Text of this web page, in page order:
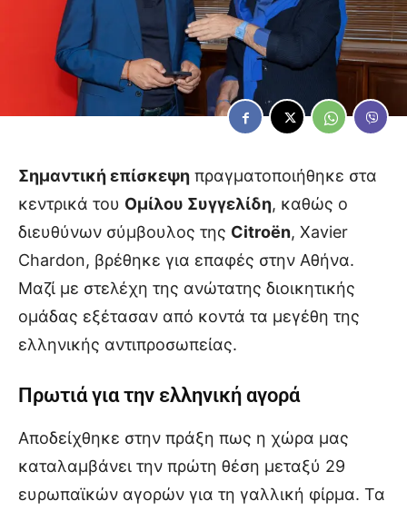
Σημαντική επίσκεψη πραγματοποιήθηκε στα
κεντρικά του Ομίλου Συγγελίδη, καθώς ο
διευθύνων σύμβουλος της Citroën, Xavier
Chardon, βρέθηκε για επαφές στην Αθήνα.
Μαζί με στελέχη της ανώτατης διοικητικής
ομάδας εξέτασαν από κοντά τα μεγέθη της
ελληνικής αντιπροσωπείας.
Πρωτιά για την ελληνική αγορά
Αποδείχθηκε στην πράξη πως η χώρα μας
καταλαμβάνει την πρώτη θέση μεταξύ 29
ευρωπαϊκών αγορών για τη γαλλική φίρμα. Τα